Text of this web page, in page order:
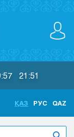
21:51
ҚАЗ РУС QAZ